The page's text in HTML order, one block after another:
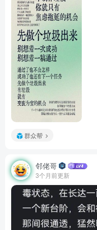
群众帮
邻佬哥
3个月前更新